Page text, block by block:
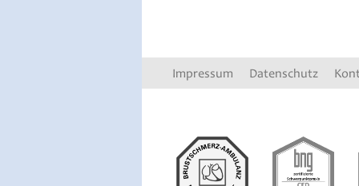
Impressum Datenschutz